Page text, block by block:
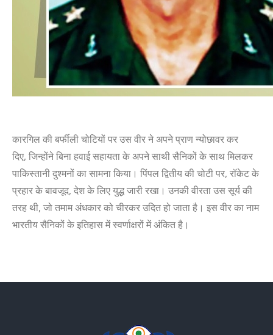
कारगिल की बर्फीली चोटियों पर उस वीर ने अपने प्राण न्योछावर कर
दिए, जिन्होंने बिना हवाई सहायता के अपने साथी सैनिकों के साथ मिलकर
पाकिस्तानी दुश्मनों का सामना किया। पिंपल द्वितीय की चोटी पर, रॉकेट के
प्रहार के बावजूद, देश के लिएयुद्धजारी रख । उनकी वीरता उस सूर्य की
तरह थी, जो तमाम अंधकार को चीरकर उदित हो जाता है। इस वीर का नाम
भारतीय सैनिकों के इतिहास में स्वर्णाक्षरों में अंकित है।